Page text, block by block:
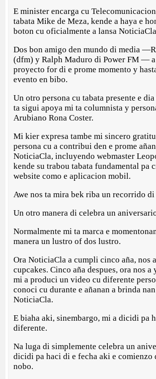
E minister encarga cu
tabata Mike de Meza, kende a haya e
boton cu oficialmente a lansa
Dos bon amigo den mundo di media
(dfm) y Ralph Maduro di Power FM — a
proyecto for di e prome momento y
evento en bibo.
Un otro persona cu tabata presente e
ta sigui apoya mi ta columnista y
Arubiano Rona Coster.
Mi kier expresa tambe mi sincero
persona cu a contribui den e prome
NoticiaCla, incluyendo webmaster
kende su trabou tabata fundamental pa
website como e aplicacion mobil.
Awe nos ta mira bek riba un recorrido di
Un otro manera di celebra un
Normalmente mi ta marca e
manera un lustro of dos lustro.
Ora NoticiaCla a cumpli cinco aña, nos
cupcakes. Cinco aña despues, ora nos a
mi a produci un video cu diferente
conoci cu durante e añanan a brinda
NoticiaCla.
E biaha aki, sinembargo, mi a dicidi pa
diferente.
Na luga di simplemente celebra un
dicidi pa haci di e fecha aki e comienzo
nobo.